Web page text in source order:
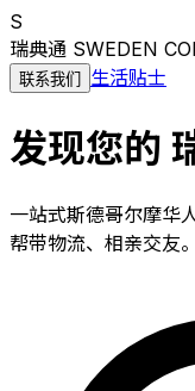
S
瑞典通 SWEDEN
联系我们 生活贴士
发现您的
一站式斯德哥尔摩华
帮带物流、相亲交友。